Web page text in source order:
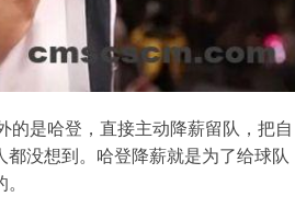
的是哈登，直接主动降薪留队，把自
没想到。哈登降薪就是为了给球队